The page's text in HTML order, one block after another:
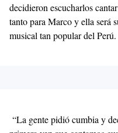
decidieron escucharlos
tanto para Marco y ella será
musical tan popular del Perú.
“La gente pidió cumbia y